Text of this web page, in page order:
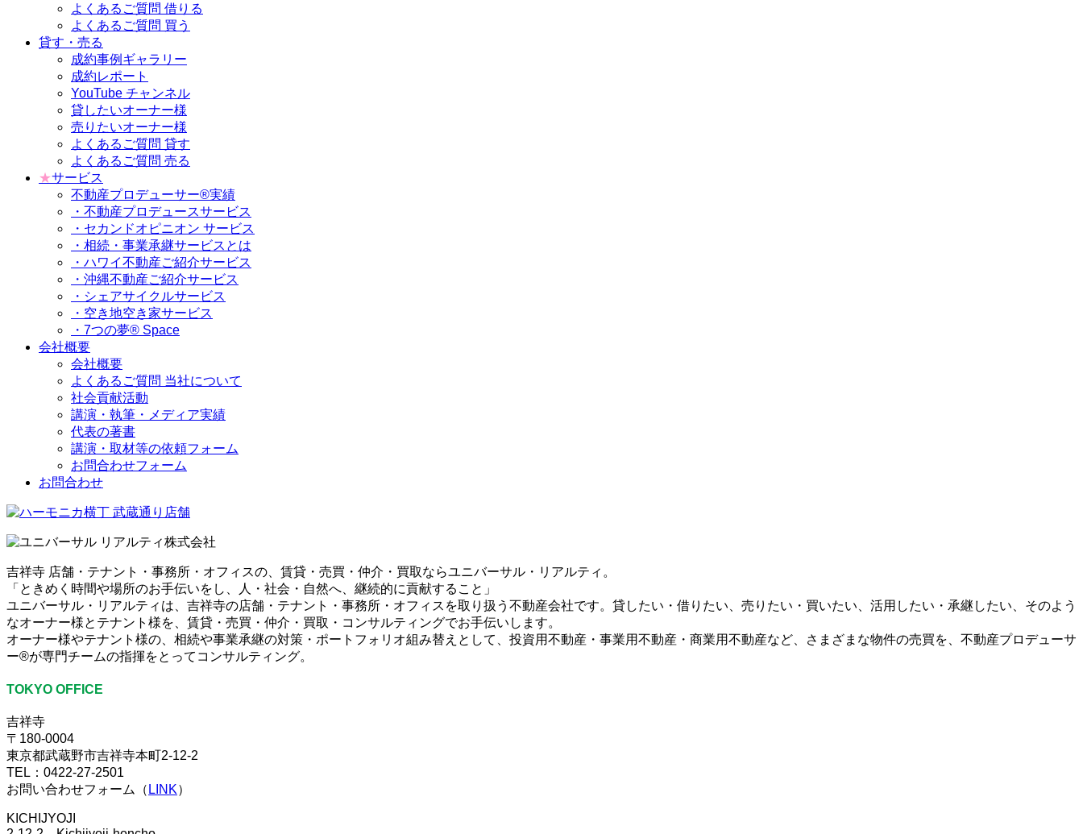
よくあるご質問 借りる
よくあるご質問 買う
貸す・売る
成約事例ギャラリー
成約レポート
YouTube チャンネル
貸したいオーナー様
売りたいオーナー様
よくあるご質問 貸す
よくあるご質問 売る
★サービス
不動産プロデューサー®実績
・不動産プロデュースサービス
・セカンドオピニオン サービス
・相続・事業承継サービスとは
・ハワイ不動産ご紹介サービス
・沖縄不動産ご紹介サービス
・シェアサイクルサービス
・空き地空き家サービス
・7つの夢® Space
会社概要
会社概要
よくあるご質問 当社について
社会貢献活動
講演・執筆・メディア実績
代表の著書
講演・取材等の依頼フォーム
お問合わせフォーム
お問合わせ
吉祥寺 店舗・テナント・事務所・オフィスの、賃貸・売買・仲介・買取ならユニバーサル・リアルティ。
「ときめく時間や場所のお手伝いをし、人・社会・自然へ、継続的に貢献すること」
ユニバーサル・リアルティは、吉祥寺の店舗・テナント・事務所・オフィスを取り扱う不動産会社です。貸したい・借りたい、売りたい・買いたい、活用したい・承継したい、そのよう
なオーナー様とテナント様を、賃貸・売買・仲介・買取・コンサルティングでお手伝いします。
オーナー様やテナント様の、相続や事業承継の対策・ポートフォリオ組み替えとして、投資用不動産・事業用不動産・商業用不動産など、さまざまな物件の売買を、不動産プロデューサ
ー®が専門チームの指揮をとってコンサルティング。
TOKYO OFFICE
吉祥寺
〒180-0004
東京都武蔵野市吉祥寺本町2-12-2
TEL：0422-27-2501
お問い合わせフォーム（ LINK）
KICHIJYOJI